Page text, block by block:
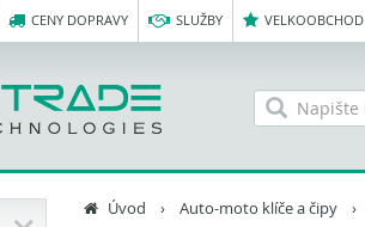
CENY DOPRAVY SLUŽBY VELKOOBCHOD
Úvod › Auto-moto klíče a čipy›